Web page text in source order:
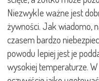
Niezwykle ważne jest
żywności. Jak wiadomo,
czasem bardzo
powodu lepiej jest je
wysokiej temperaturze.